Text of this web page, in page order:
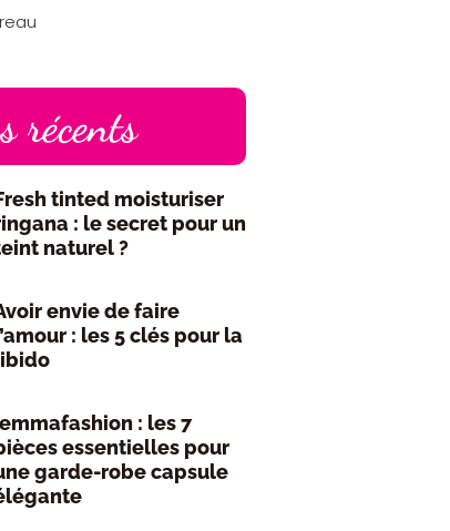
récents
tinted moisturiser
: le secret pour un
naturel ?
envie de faire
: les 5 clés pour la
: les 7
essentielles pour
garde-robe capsule